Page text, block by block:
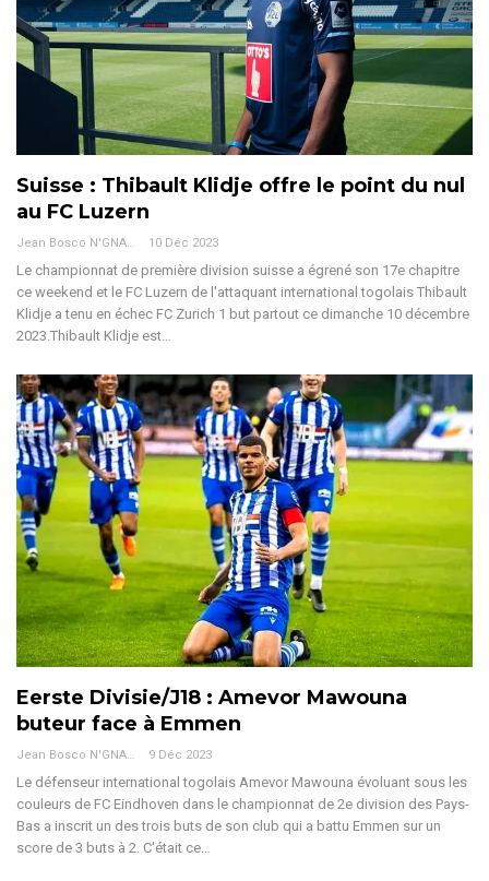
Suisse : Thibault Klidje offre le point du nul
au FC Luzern
Jean Bosco N'GNAMA 10 Déc 2023
Le championnat de première division suisse a égrené son 17e chapitre
ce weekend et le FC Luzern de l'attaquant international togolais Thibault
Klidje a tenu en échec FC Zurich 1 but partout ce dimanche 10 décembre
2023.Thibault Klidje est…
Eerste Divisie/J18 : Amevor Mawouna
buteur face à Emmen
Jean Bosco N'GNAMA 9 Déc 2023
Le défenseur international togolais Amevor Mawouna évoluant sous les
couleurs de FC Eindhoven dans le championnat de 2e division des Pays-
Bas a inscrit un des trois buts de son club qui a battu Emmen sur un
score de 3 buts à 2. C'était ce…